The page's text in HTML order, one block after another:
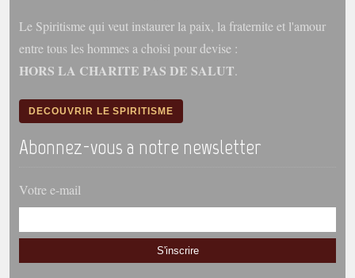
Le Spiritisme qui veut instaurer la paix, la fraternite et l'amour
entre tous les hommes a choisi pour devise :
HORS LA CHARITE PAS DE SALUT.
DECOUVRIR LE SPIRITISME
Abonnez-vous a notre newsletter
Votre e-mail
S'inscrire